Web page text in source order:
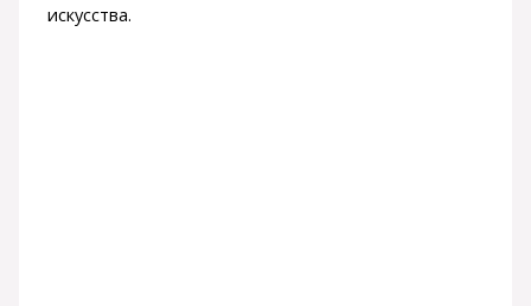
искусства.